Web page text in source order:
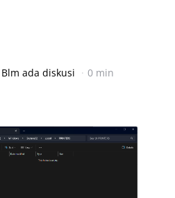
Blm ada diskusi 0 min